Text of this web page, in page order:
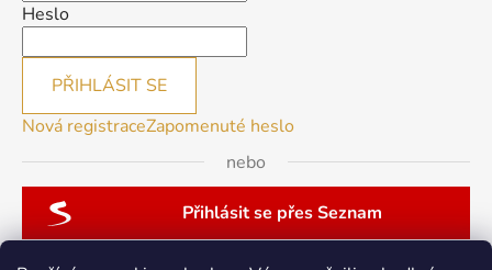
Heslo
PŘIHLÁSIT SE
Nová registraceZapomenuté heslo
nebo
Přihlásit se přes Seznam